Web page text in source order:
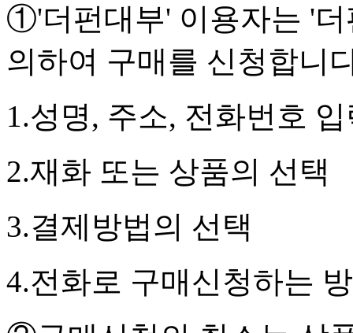
①'더펀대부' 이용자는 '
의하여 구매를 신청합니
1.성명, 주소, 전화번호
2.재화 또는 상품의 선택
3.결제방법의 선택
4.전화로 구매신청하는